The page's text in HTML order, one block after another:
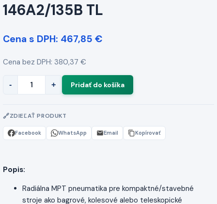
146A2/135B TL
Cena s DPH: 467,85 €
Cena bez DPH: 380,37 €
- +
ZDIEĽAŤ PRODUKT
Facebook WhatsApp Email Kopírovať
Popis:
Radiálna MPT pneumatika pre kompaktné/stavebné
stroje ako bagrové, kolesové alebo teleskopické